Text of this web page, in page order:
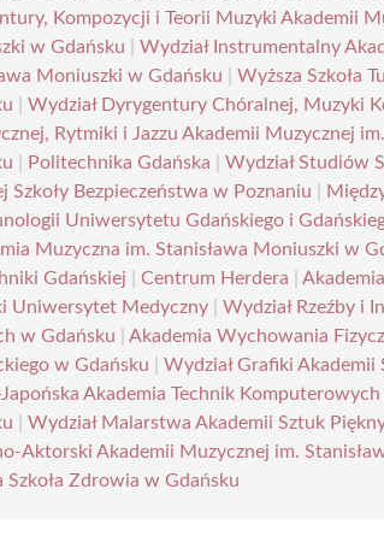
Kompozycji i Teorii Muzyki Akademii
w Gdańsku |Wydział Instrumentalny
Moniuszki w Gdańsku |Wyższa Szkoła
|Wydział Dyrygentury Chóralnej, Muzyki
Rytmiki i Jazzu Akademii Muzycznej
Politechnika Gdańska |Wydział Studiów
Szkoły Bezpieczeństwa w Poznaniu
Uniwersytetu Gdańskiego i
Muzyczna im. Stanisława Moniuszki w
Gdańskiej |Centrum Herdera |
Uniwersytet Medyczny |Wydział Rzeźby i
w Gdańsku |Akademia Wychowania
w Gdańsku |Wydział Grafiki
Akademia Technik
|Wydział Malarstwa Akademii Sztuk
Aktorski Akademii Muzycznej im.
Szkoła Zdrowia w Gdańsku